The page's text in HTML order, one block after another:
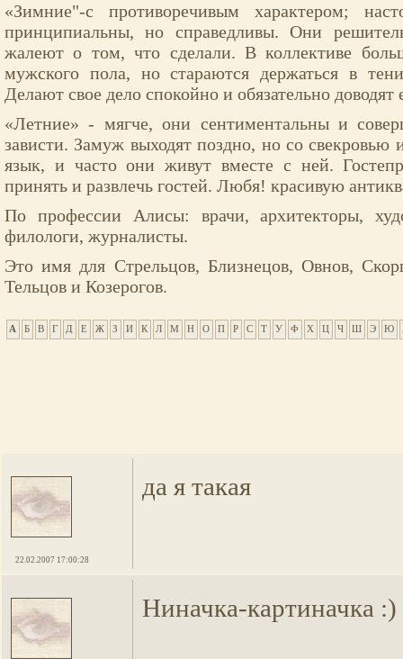
«Зимние"-с противоречивым характером;
принципиальны, но справедливы. Они
жалеют о том, что сделали. В коллективе
мужского пола, но стараются держаться в
Делают свое дело спокойно и обязательно доводят
«Летние» - мягче, они сентиментальны и
зависти. Замуж выходят поздно, но со свекровью
язык, и часто они живут вместе с ней.
принять и развлечь гостей. Любя! красивую
По профессии Алисы: врачи, архитекторы,
филологи, журналисты.
Это имя для Стрельцов, Близнецов, Овнов,
Тельцов и Козерогов.
А Б В Г Д Е Ж З И К Л М Н О П Р С Т У Ф Х Ц Ч Ш Э Ю
22.02.2007 17:00:28
да я такая
Ниначка-картиначка :)